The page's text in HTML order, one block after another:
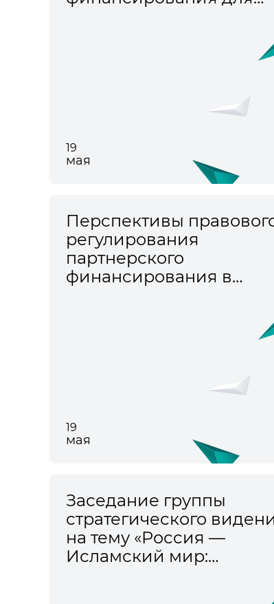
19
мая
Перспективы
регулирования
партнерского
финансирования в
19
мая
Заседание группы
стратегического
на тему «Россия —
Исламский мир:
нравственные